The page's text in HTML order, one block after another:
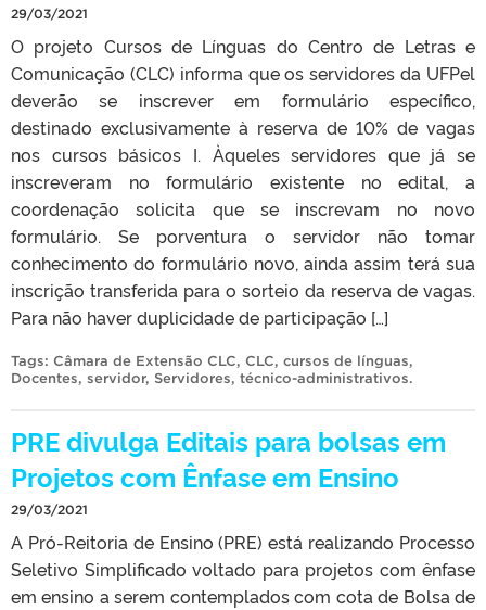
29/03/2021
O projeto Cursos de Línguas do Centro de Letras e
Comunicação (CLC) informa que os servidores da UFPel
deverão se inscrever em formulário específico,
destinado exclusivamente à reserva de 10% de vagas
nos cursos básicos I. Àqueles servidores que já se
inscreveram no formulário existente no edital, a
coordenação solicita que se inscrevam no novo
formulário. Se porventura o servidor não tomar
conhecimento do formulário novo, ainda assim terá sua
inscrição transferida para o sorteio da reserva de vagas.
Para não haver duplicidade de participação […]
Tags: Câmara de Extensão CLC, CLC, cursos de línguas,
Docentes, servidor, Servidores, técnico-administrativos.
PRE divulga Editais para bolsas em
Projetos com Ênfase em Ensino
29/03/2021
A Pró-Reitoria de Ensino (PRE) está realizando Processo
Seletivo Simplificado voltado para projetos com ênfase
em ensino a serem contemplados com cota de Bolsa de